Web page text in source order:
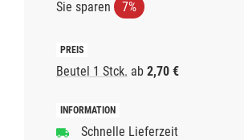
Sie sparen 7%
Beutel 1 Stck. ab 2,70 €
Schnelle Lieferzeit